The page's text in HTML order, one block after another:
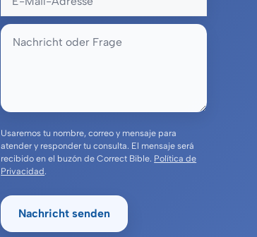
Usaremos tu nombre, correo y mensaje para
atender y responder tu consulta. El mensaje será
recibido en el buzón de Correct Bible. Política de
Privacidad.
Nachricht senden